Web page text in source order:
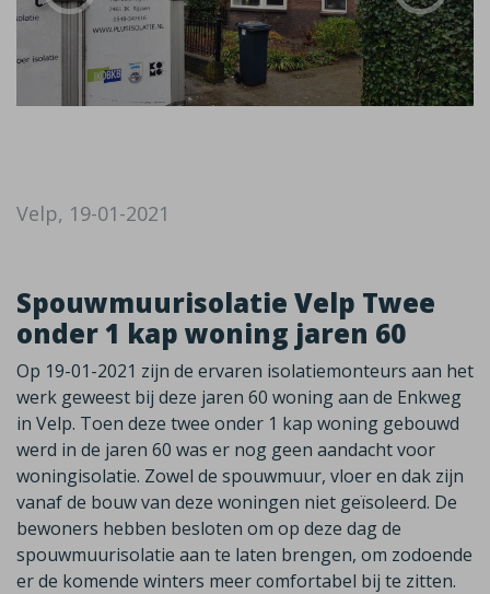
Velp, 19-01-2021
Spouwmuurisolatie Velp Twee
onder 1 kap woning jaren 60
Op 19-01-2021 zijn de ervaren isolatiemonteurs aan het
werk geweest bij deze jaren 60 woning aan de Enkweg
in Velp. Toen deze twee onder 1 kap woning gebouwd
werd in de jaren 60 was er nog geen aandacht voor
woningisolatie. Zowel de spouwmuur, vloer en dak zijn
vanaf de bouw van deze woningen niet geïsoleerd. De
bewoners hebben besloten om op deze dag de
spouwmuurisolatie aan te laten brengen, om zodoende
er de komende winters meer comfortabel bij te zitten.